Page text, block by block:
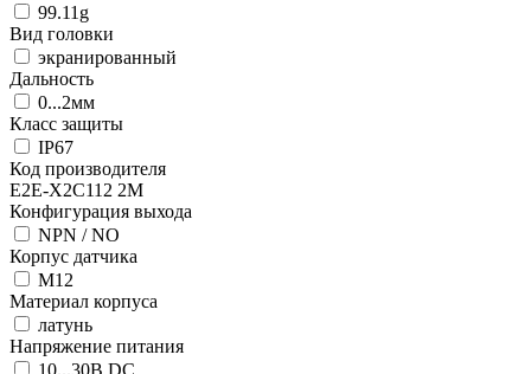
99.11g
Вид головки
экранированный
Дальность
0...2мм
Класс защиты
IP67
Код производителя
E2E-X2C112 2M
Конфигурация выхода
NPN / NO
Корпус датчика
М12
Материал корпуса
латунь
Напряжение питания
10...30В DC